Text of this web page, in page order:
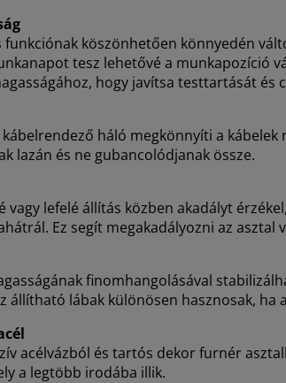
funkciónak köszönhetően könnyedén
tesz lehetővé a munkapozíció
hogy javítsa testtartását és
háló megkönnyíti a
lazán és ne gubancolódjanak össze.
vagy lefelé állítás közben akadályt
Ez segít megakadályozni az asztal
finomhangolásával
állítható lábak különösen hasznosak, ha
acélvázból és tartós dekor furnér
a legtöbb irodába illik.